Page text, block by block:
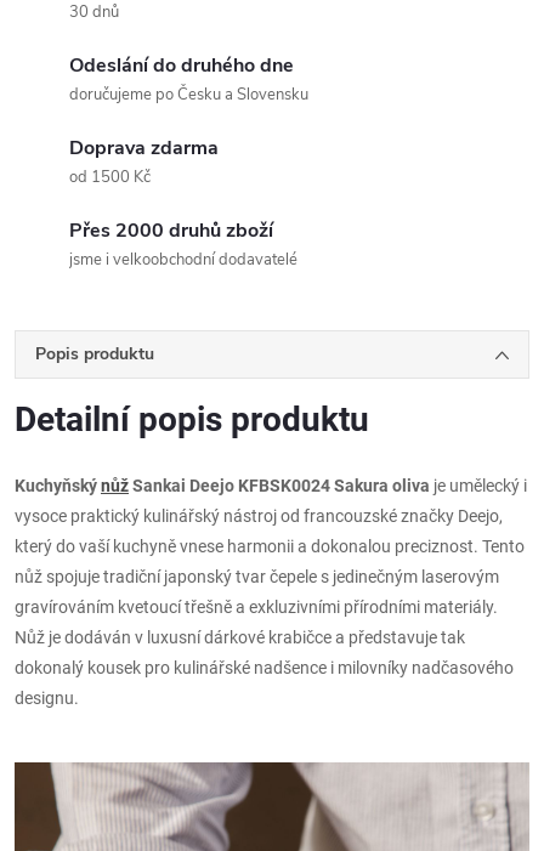
30 dnů
Odeslání do druhého dne
doručujeme po Česku a Slovensku
Doprava zdarma
od 1500 Kč
Přes 2000 druhů zboží
jsme i velkoobchodní dodavatelé
Popis produktu
Detailní popis produktu
KuchyňskýnůžSankai Deejo KFBSK0024 Sakura oliva je umělecký i
vysoce praktický kulinářský nástroj od francouzské značky Deejo,
který do vaší kuchyně vnese harmonii a dokonalou preciznost. Tento
nůž spojuje tradiční japonský tvar čepele s jedinečným laserovým
gravírováním kvetoucí třešně a exkluzivními přírodními materiály.
Nůž je dodáván v luxusní dárkové krabičce a představuje tak
dokonalý kousek pro kulinářské nadšence i milovníky nadčasového
designu.